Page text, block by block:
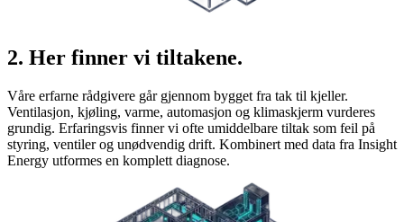
2. Her finner vi tiltakene.
Våre erfarne rådgivere går gjennom bygget fra tak til kjeller.
Ventilasjon, kjøling, varme, automasjon og klimaskjerm vurderes
grundig. Erfaringsvis finner vi ofte umiddelbare tiltak som feil på
styring, ventiler og unødvendig drift. Kombinert med data fra Insight
Energy utformes en komplett diagnose.